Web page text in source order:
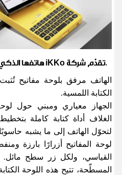
.تقدّم شركة هاتفها
الهاتف مرفق بلوحة مفاتيح
الكتابة اللمسية.
الجهاز معياري ومبني حول
الغلاف أداة كتابة كاملة بتخطيط
لتحوّل الهاتف إلى ما يشبه
لوحة المفاتيح أزرارًا بارزة
القياسي، ولكل زر سطح
المسطّحة، تتيح هذه اللوحة